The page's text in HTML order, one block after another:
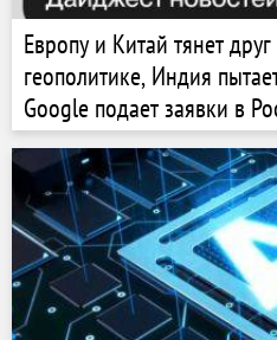
Европу и Китай тянет
геополитике, Индия
Google подает заявки в